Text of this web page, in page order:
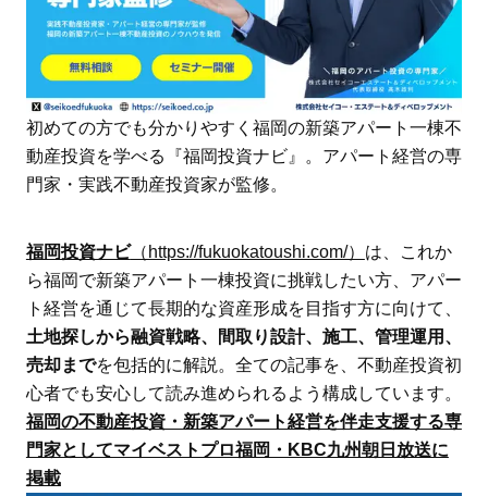
初めての方でも分かりやすく福岡の新築アパート一棟不
動産投資を学べる『福岡投資ナビ』。アパート経営の専
門家・実践不動産投資家が監修。
福岡投資ナビ（https://fukuokatoushi.com/） は、これか
ら福岡で新築アパート一棟投資に挑戦したい方、アパー
ト経営を通じて長期的な資産形成を目指す方に向けて、
土地探しから融資戦略、間取り設計、施工、管理運用、
売却までを包括的に解説。全ての記事を、不動産投資初
心者でも安心して読み進められるよう構成しています。
福岡の不動産投資・新築アパート経営を伴走支援する専
門家としてマイベストプロ福岡・KBC九州朝日放送に
掲載